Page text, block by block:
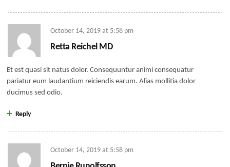
October 14, 2019 at 5:58 pm
Retta Reichel MD
Et est quasi sit natus dolor. Consequuntur animi consequatur
pariatur eum laudantium reiciendis earum. Alias mollitia dolor
ducimus sed odio.
Reply
October 14, 2019 at 5:58 pm